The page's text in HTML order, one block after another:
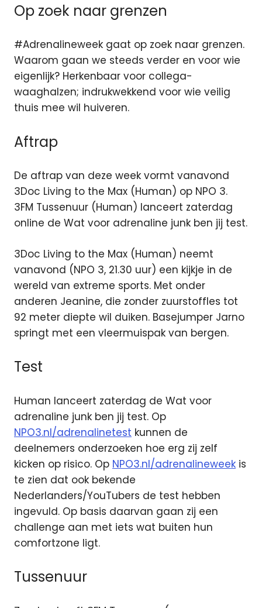
Op zoek naar grenzen
#Adrenalineweek gaat op zoek naar grenzen.
Waarom gaan we steeds verder en voor wie
eigenlijk? Herkenbaar voor collega-
waaghalzen; indrukwekkend voor wie veilig
thuis mee wil huiveren.
Aftrap
De aftrap van deze week vormt vanavond
3Doc Living to the Max (Human) op NPO 3.
3FM Tussenuur (Human) lanceert zaterdag
online de Wat voor adrenaline junk ben jij test.
3Doc Living to the Max (Human) neemt
vanavond (NPO 3, 21.30 uur) een kijkje in de
wereld van extreme sports. Met onder
anderen Jeanine, die zonder zuurstoffles tot
92 meter diepte wil duiken. Basejumper Jarno
springt met een vleermuispak van bergen.
Test
Human lanceert zaterdag de Wat voor
adrenaline junk ben jij test. Op
NPO3.nl/adrenalinetest kunnen de
deelnemers onderzoeken hoe erg zij zelf
kicken op risico. Op NPO3.nl/adrenalineweek is
te zien dat ook bekende
Nederlanders/YouTubers de test hebben
ingevuld. Op basis daarvan gaan zij een
challenge aan met iets wat buiten hun
comfortzone ligt.
Tussenuur